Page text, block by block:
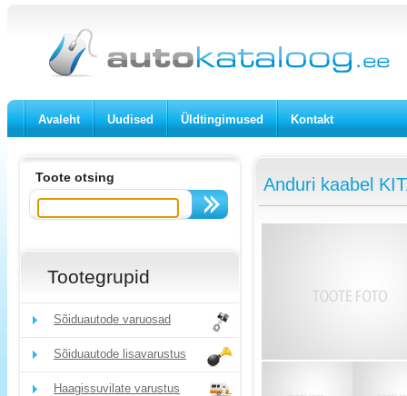
Avaleht Uudised Üldtingimused Kontakt
Toote otsing
Tootegrupid
Sõiduautode varuosad
Sõiduautode lisavarustus
Haagissuvilate varustus
Anduri kaabel